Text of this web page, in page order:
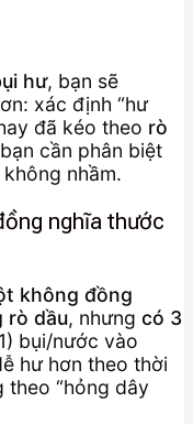
hư, bạn sẽ
xác định “hư
đã kéo theo rò
cần phân biệt
nhầm.
nghĩa thước
không đồng
rò dầu, nhưng có 3
bụi/nước vào
hư hơn theo thời
theo “hỏng dây